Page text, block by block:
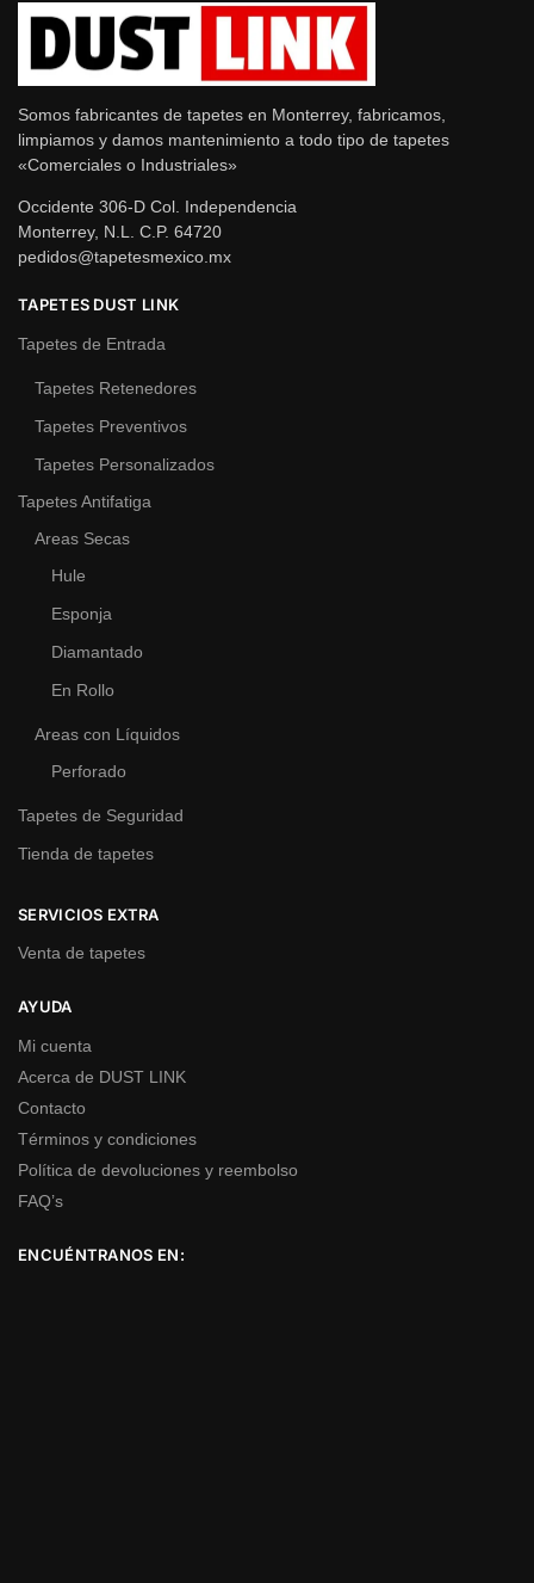
Somos fabricantes de tapetes en Monterrey, fabricamos,
limpiamos y damos mantenimiento a todo tipo de tapetes
«Comerciales o Industriales»
Occidente 306-D Col. Independencia
Monterrey, N.L. C.P. 64720
pedidos@tapetesmexico.mx
TAPETES DUST LINK
Tapetes de Entrada
Tapetes Retenedores
Tapetes Preventivos
Tapetes Personalizados
Tapetes Antifatiga
Areas Secas
Hule
Esponja
Diamantado
En Rollo
Areas con Líquidos
Perforado
Tapetes de Seguridad
Tienda de tapetes
SERVICIOS EXTRA
Venta de tapetes
AYUDA
Mi cuenta
Acerca de DUST LINK
Contacto
Términos y condiciones
Política de devoluciones y reembolso
FAQ’s
ENCUÉNTRANOS EN: